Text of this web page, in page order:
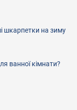
шкарпетки на зиму